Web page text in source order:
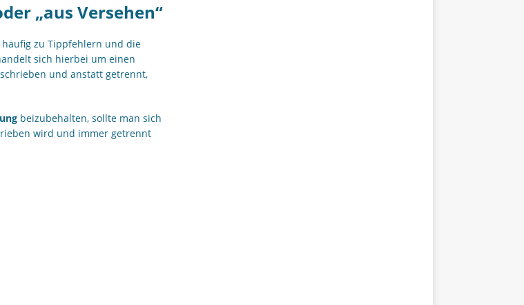
„aus Versehen“
häufig zu Tippfehlern und die
sich hierbei um einen
und anstatt getrennt,
beizubehalten, sollte man sich
wird und immer getrennt